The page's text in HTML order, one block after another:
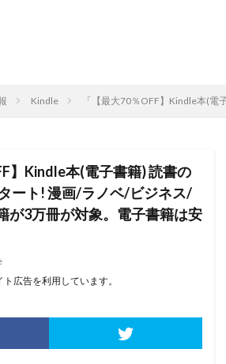
Kindle 「【最大70％OFF】Kindle本(
】Kindle本(電子書籍) 読書の
ート! 漫画/ラノベ/ビジネス/
が3万冊が対象。電子書籍は安
広告を利用しています。